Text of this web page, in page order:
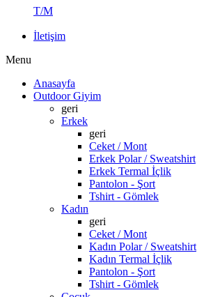
T/M
İletişim
Menu
Anasayfa
Outdoor Giyim
geri
Erkek
geri
Ceket / Mont
Erkek Polar / Sweatshirt
Erkek Termal İçlik
Pantolon - Şort
Tshirt - Gömlek
Kadın
geri
Ceket / Mont
Kadın Polar / Sweatshirt
Kadın Termal İçlik
Pantolon - Şort
Tshirt - Gömlek